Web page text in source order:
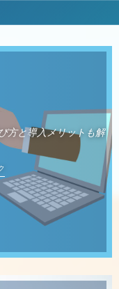
方と導入メリットも解